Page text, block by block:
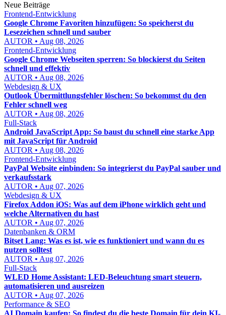
Neue Beiträge
Frontend-Entwicklung
Google Chrome Favoriten hinzufügen: So speicherst du
Lesezeichen schnell und sauber
AUTOR • Aug 08, 2026
Frontend-Entwicklung
Google Chrome Webseiten sperren: So blockierst du Seiten
schnell und effektiv
AUTOR • Aug 08, 2026
Webdesign & UX
Outlook Übermittlungsfehler löschen: So bekommst du den
Fehler schnell weg
AUTOR • Aug 08, 2026
Full-Stack
Android JavaScript App: So baust du schnell eine starke App
mit JavaScript für Android
AUTOR • Aug 08, 2026
Frontend-Entwicklung
PayPal Website einbinden: So integrierst du PayPal sauber und
verkaufsstark
AUTOR • Aug 07, 2026
Webdesign & UX
Firefox Addon iOS: Was auf dem iPhone wirklich geht und
welche Alternativen du hast
AUTOR • Aug 07, 2026
Datenbanken & ORM
Bitset Lang: Was es ist, wie es funktioniert und wann du es
nutzen solltest
AUTOR • Aug 07, 2026
Full-Stack
WLED Home Assistant: LED-Beleuchtung smart steuern,
automatisieren und ausreizen
AUTOR • Aug 07, 2026
Performance & SEO
AI Domain kaufen: So findest du die beste Domain für dein KI-